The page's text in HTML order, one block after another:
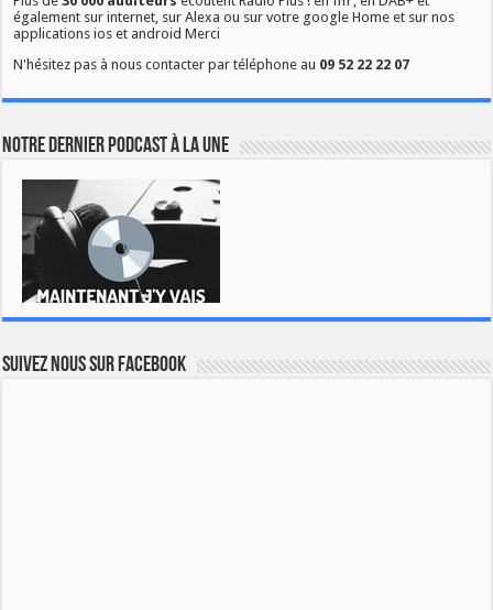
également sur internet, sur Alexa ou sur votre google Home et sur nos
applications ios et android Merci
N'hésitez pas à nous contacter par téléphone au 09 52 22 22 07
Notre dernier podcast à la une
Suivez nous sur Facebook